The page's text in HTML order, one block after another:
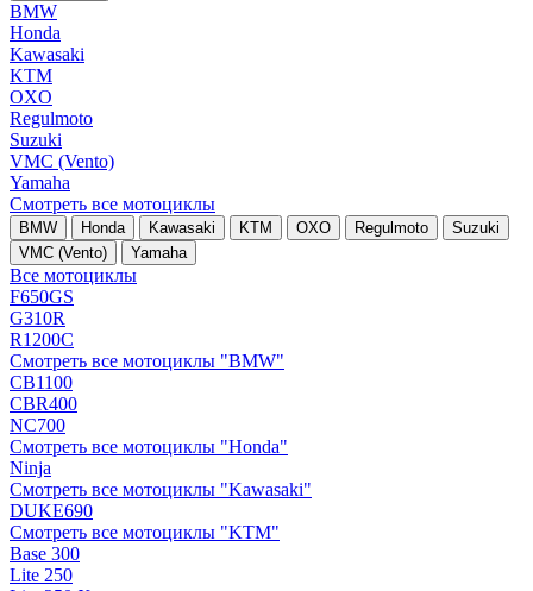
BMW
Honda
Kawasaki
KTM
OXO
Regulmoto
Suzuki
VMC (Vento)
Yamaha
Смотреть все мотоциклы
BMW Honda Kawasaki KTM OXO Regulmoto
Suzuki
VMC (Vento)
Yamaha
Все мотоциклы
F650GS
G310R
R1200C
Смотреть все мотоциклы "BMW"
CB1100
CBR400
NC700
Смотреть все мотоциклы "Honda"
Ninja
Смотреть все мотоциклы "Kawasaki"
DUKE690
Смотреть все мотоциклы "KTM"
Base 300
Lite 250